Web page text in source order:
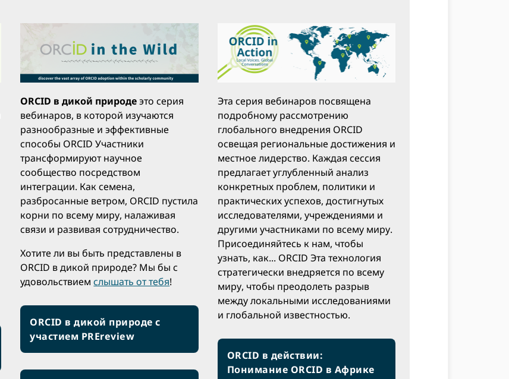
ORCID в дикой природеэто серия
вебинаров, в которой изучаются
разнообразные и эффективные
способы ORCID Участники
трансформируют научное
сообщество посредством
интеграции. Как семена,
разбросанные ветром, ORCID пустила
корни по всему миру, налаживая
связи и развивая сотрудничество.
Хотите ли вы быть представлены в
ORCID в дикой природе? Мы бы с
удовольствиемслышать от тебя!
ORCID в дикой природе с
участием PREreview
Эта серия вебинаров посвящена
подробному рассмотрению
глобального внедрения ORCID
освещая региональные достижения и
местное лидерство. Каждая сессия
предлагает углубленный анализ
конкретных проблем, политики и
практических успехов, достигнутых
исследователями, учреждениями и
другими участниками по всему миру.
Присоединяйтесь к нам, чтобы
узнать, как... ORCID Эта технология
стратегически внедряется по всему
миру, чтобы преодолеть разрыв
между локальными исследованиями
и глобальной известностью.
ORCID в действии:
Понимание ORCID в Африке